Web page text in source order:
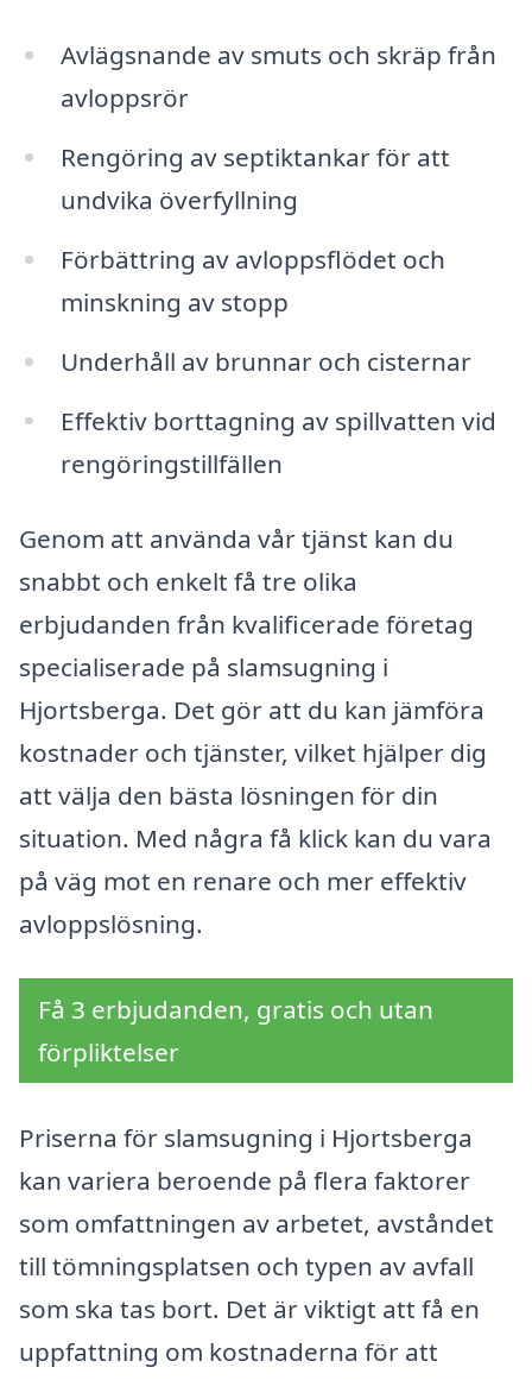
Avlägsnande av smuts och skräp från
avloppsrör
Rengöring av septiktankar för att
undvika överfyllning
Förbättring av avloppsflödet och
minskning av stopp
Underhåll av brunnar och cisternar
Effektiv borttagning av spillvatten vid
rengöringstillfällen
Genom att använda vår tjänst kan du
snabbt och enkelt få tre olika
erbjudanden från kvalificerade företag
specialiserade på slamsugning i
Hjortsberga. Det gör att du kan jämföra
kostnader och tjänster, vilket hjälper dig
att välja den bästa lösningen för din
situation. Med några få klick kan du vara
på väg mot en renare och mer effektiv
avloppslösning.
Få 3 erbjudanden, gratis och utan
förpliktelser
Priserna för slamsugning i Hjortsberga
kan variera beroende på flera faktorer
som omfattningen av arbetet, avståndet
till tömningsplatsen och typen av avfall
som ska tas bort. Det är viktigt att få en
uppfattning om kostnaderna för att